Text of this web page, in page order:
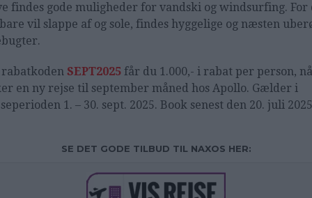
findes gode muligheder for vandski og windsurfing. For
vil slappe af og sole, findes hyggelige og næsten
SEPT2025 får du 1.000,- i rabat per person,
en ny rejse til september måned hos Apollo. Gælder i
1. – 30. sept. 2025. Book senest den 20. juli
SE DET GODE TILBUD TIL NAXOS HER: